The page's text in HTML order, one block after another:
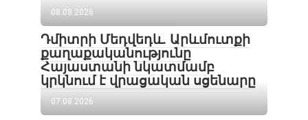
08.08.2026
Դմիտրի Մեդվեդև. Արևմուտքի
քաղաքականությունը
Հայաստանի նկատմամբ
կրկնում է վրացական սցենարը
07.08.2026